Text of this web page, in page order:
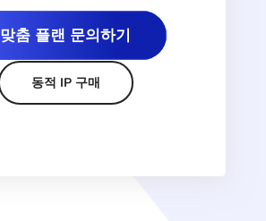
맞춤 플랜 문의하기
동적 IP 구매